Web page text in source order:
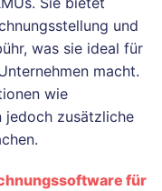
und
was sie ideal für
macht.
wie
jedoch zusätzliche
für